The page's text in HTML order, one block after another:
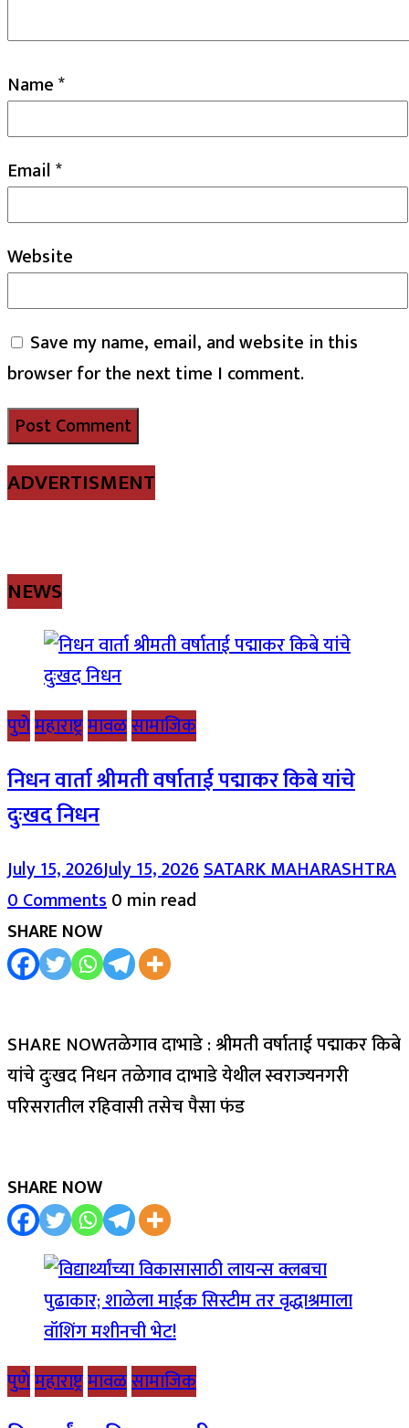
Name*
Email*
Website
Save my name, email, and website in this
browser for the next time I comment.
ADVERTISMENT
NEWS
पुणेमहाराष्ट्रमावळसामाजिक
निधन वार्ता श्रीमती वर्षाताई पद्माकर किबे यांचे
दुःखद निधन
July 15, 2026July 15, 2026SATARK MAHARASHTRA
0 Comments0 min read
SHARE NOW
SHARE NOWतळेगाव दाभाडे : श्रीमती वर्षाताई पद्माकर किबे
यांचे दुःखद निधन तळेगाव दाभाडे येथील स्वराज्यनगरी
परिसरातील रहिवासी तसेच पैसा फंड
SHARE NOW
पुणेमहाराष्ट्रमावळसामाजिक